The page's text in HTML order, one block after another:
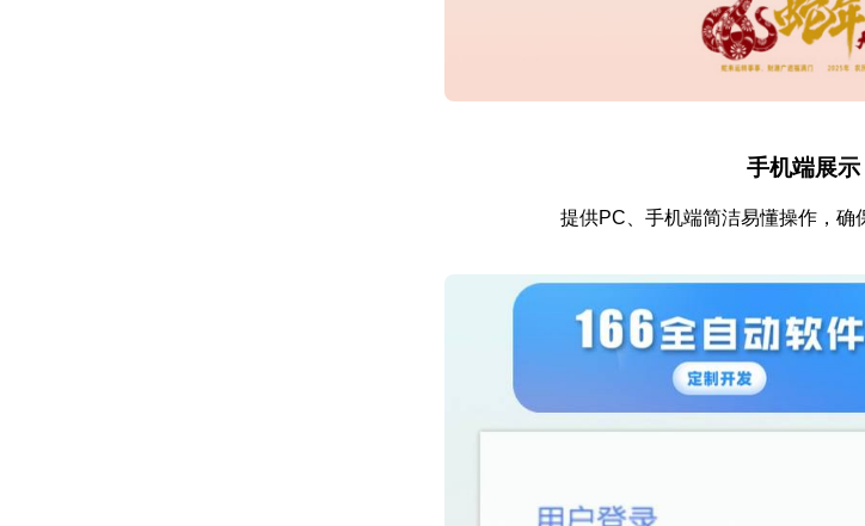
手机端展示
提供PC、手机端简洁易懂操作，确